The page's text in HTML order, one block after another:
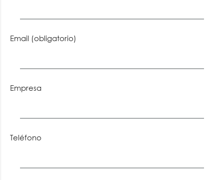
Email (obligatorio)
Empresa
Teléfono